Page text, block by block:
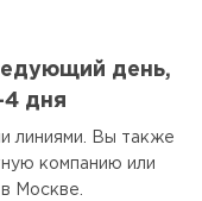
день,
4 дня
линиями. Вы также
компанию или
в Москве.